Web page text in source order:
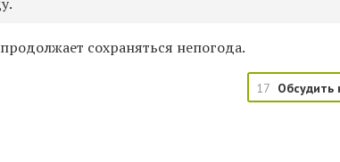
сохраняться непогода.
17 Обсудить